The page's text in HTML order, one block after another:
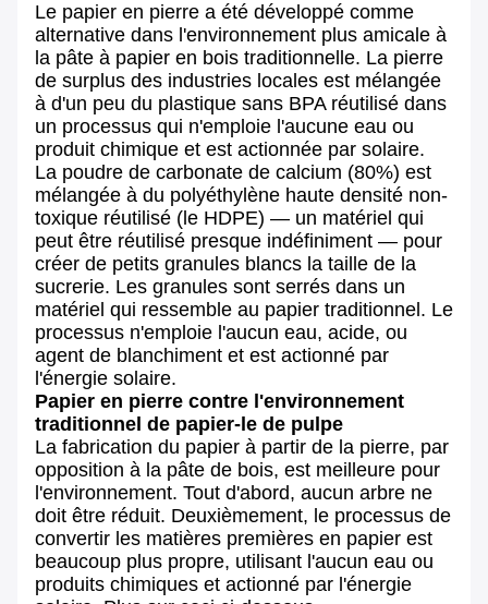
Le papier en pierre a été développé comme
alternative dans l'environnement plus amicale à
la pâte à papier en bois traditionnelle. La pierre
de surplus des industries locales est mélangée
à d'un peu du plastique sans BPA réutilisé dans
un processus qui n'emploie l'aucune eau ou
produit chimique et est actionnée par solaire.
La poudre de carbonate de calcium (80%) est
mélangée à du polyéthylène haute densité non-
toxique réutilisé (le HDPE) — un matériel qui
peut être réutilisé presque indéfiniment — pour
créer de petits granules blancs la taille de la
sucrerie. Les granules sont serrés dans un
matériel qui ressemble au papier traditionnel. Le
processus n'emploie l'aucun eau, acide, ou
agent de blanchiment et est actionné par
l'énergie solaire.
Papier en pierre contre l'environnement
traditionnel de papier-le de pulpe
La fabrication du papier à partir de la pierre, par
opposition à la pâte de bois, est meilleure pour
l'environnement. Tout d'abord, aucun arbre ne
doit être réduit. Deuxièmement, le processus de
convertir les matières premières en papier est
beaucoup plus propre, utilisant l'aucun eau ou
produits chimiques et actionné par l'énergie